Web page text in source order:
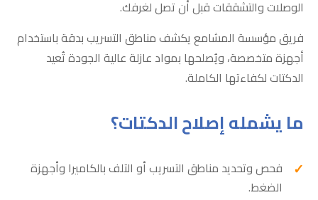
الوصلات والتشققات قبل أن تصل لغرفك.
فريق مؤسسة المشامع يكشف مناطق التسريب بدقة باستخدام
أجهزة متخصصة، ويُصلحها بمواد عازلة عالية الجودة تُعيد
الدكتات لكفاءتها الكاملة.
ما يشمله إصلاح الدكتات؟
فحص وتحديد مناطق التسريب أو التلف بالكاميرا وأجهزة
الضغط.